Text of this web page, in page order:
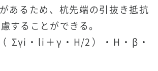
あるため、杭先端の引抜き抵抗
することができる。
（ Σγi・li＋γ・H/2）・H・β・